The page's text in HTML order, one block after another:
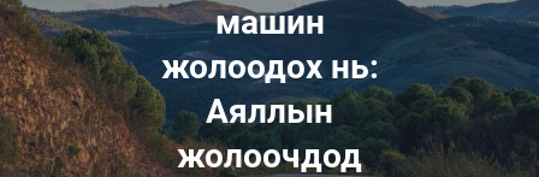
машин
жолоодох нь:
Аяллын
жолоочдод